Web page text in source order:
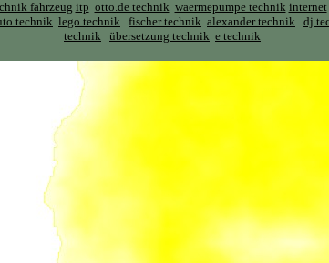
fahrzeug itp otto.de technik waermepumpe technik internet
technik lego technik fischer technik alexander technik dj
technik übersetzung technik e technik